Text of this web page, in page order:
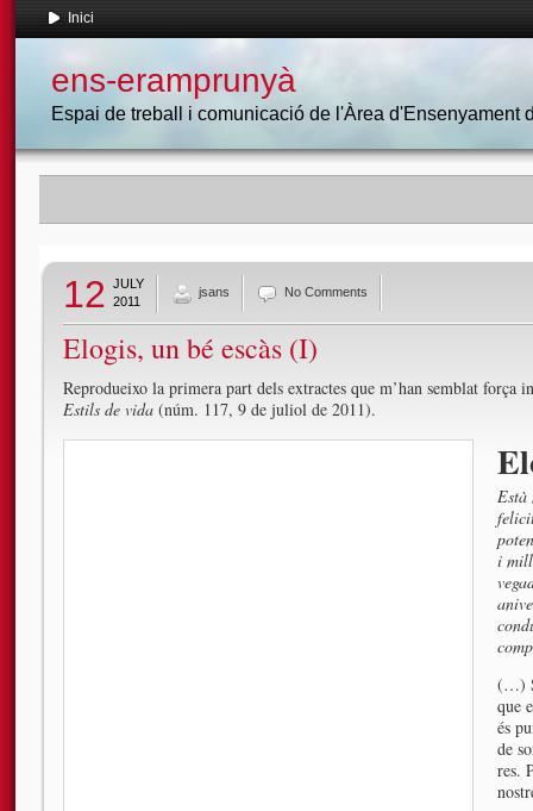
Inici
ens-eramprunyà
Espai de treball i comunicació de l'Àrea d'Ensenyament
12 JULY
2011
jsans No Comments
Elogis, un bé escàs (I)
Reprodueixo la primera part dels extractes que m’han semblat força
Estils de vida (núm. 117, 9 de juliol de 2011).
Està
i
(…)
que
és
de
res.